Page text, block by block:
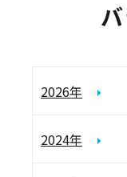
2026年
2024年